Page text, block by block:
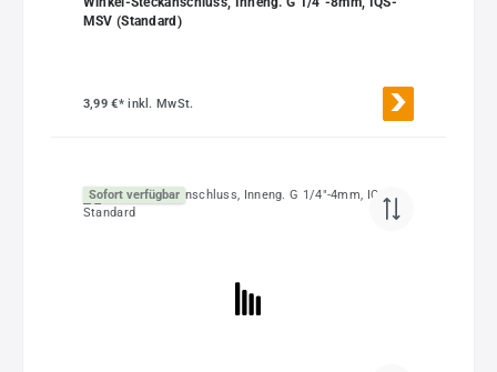
MSV (Standard)
3,99 €*inkl. MwSt.
Sofort verfügbar